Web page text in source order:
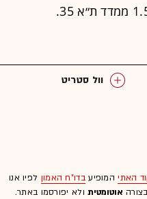
וול סטריט
האתיהמופיעבדו"ח האמון לפיו אנו
אוטומטיתולא יפורסמו באתר.